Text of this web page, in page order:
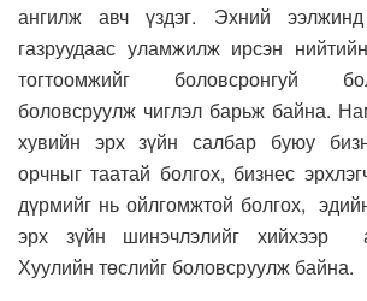
ангилжавч үздэг. Эхний ээлжин
газруудаас уламжилж ирсэн
тогтоомжийг боловсронгуй
боловсруулж чиглэл барьж байна. Н
хувийн эрх зүйн салбар буюу
орчныг таатай болгох, бизнес
дүрмийг нь ойлгомжтой болгох,
эрх зүйн шинэчлэлийг хийхээр
Хуулийн төслийг боловсруулж байна.